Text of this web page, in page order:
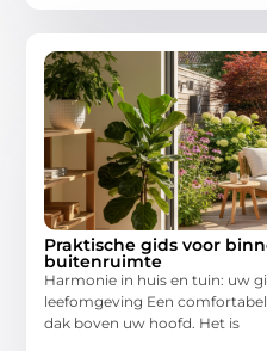
Praktische gids voor
buitenruimte
Harmonie in huis en tuin: uw
leefomgeving Een
dak boven uw hoofd. Het is